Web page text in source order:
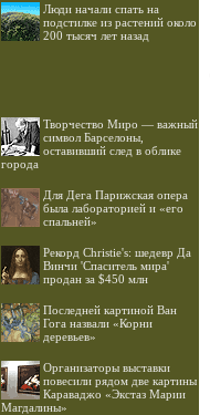
Люди начали спать на
подстилке из растений около
200 тысяч лет назад
Творчество Миро — важный
символ Барселоны,
оставивший след в облике
города
Для Дега Парижская опера
была лабораторией и «его
спальней»
Рекорд Christie's: шедевр Да
Винчи 'Спаситель мира'
продан за $450 млн
Последней картиной Ван
Гога назвали «Корни
деревьев»
Организаторы выставки
повесили рядом две картины
Караваджо «Экстаз Марии
Магдалины»